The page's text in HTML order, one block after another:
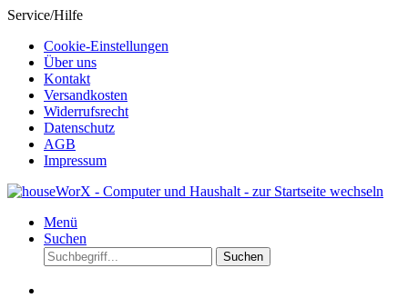
Service/Hilfe
Cookie-Einstellungen
Über uns
Kontakt
Versandkosten
Widerrufsrecht
Datenschutz
AGB
Impressum
Menü
Suchen
Suchen